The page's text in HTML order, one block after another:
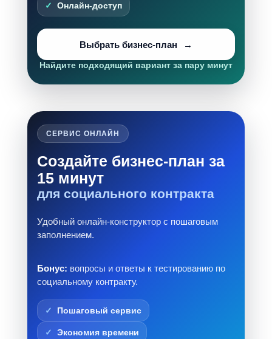
Онлайн-доступ
Выбрать бизнес-план
Найдите подходящий вариант за пару минут
СЕРВИС ОНЛАЙН
Создайте бизнес-план за
15 минут
для социального контракта
Удобный онлайн-конструктор с пошаговым
заполнением.
Бонус: вопросы и ответы к тестированию по
социальному контракту.
Пошаговый сервис
Экономия времени